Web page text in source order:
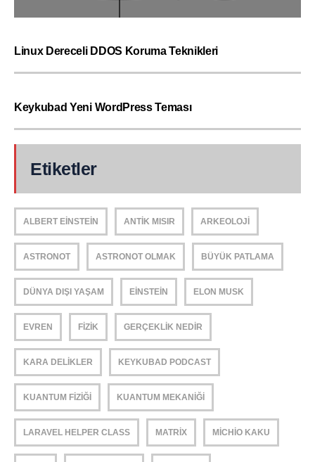
Linux Dereceli DDOS Koruma Teknikleri
Keykubad Yeni WordPress Teması
Etiketler
ALBERT EINSTEIN ANTIK MISIR ARKEOLOJI
ASTRONOT ASTRONOT OLMAK BÜYÜK PATLAMA
DÜNYA DIŞI YAŞAM EINSTEIN ELON MUSK
EVREN FIZIK GERÇEKLIK NEDIR
KARA DELIKLER KEYKUBAD PODCAST
KUANTUM FIZIĞI KUANTUM MEKANIĞI
LARAVEL HELPER CLASS MATRIX MICHIO KAKU